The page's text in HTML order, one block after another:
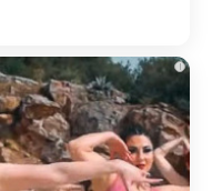
i